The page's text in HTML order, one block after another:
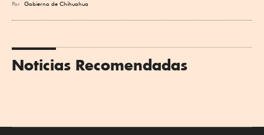
Por Gobierno de Chihuahua
Noticias Recomendadas